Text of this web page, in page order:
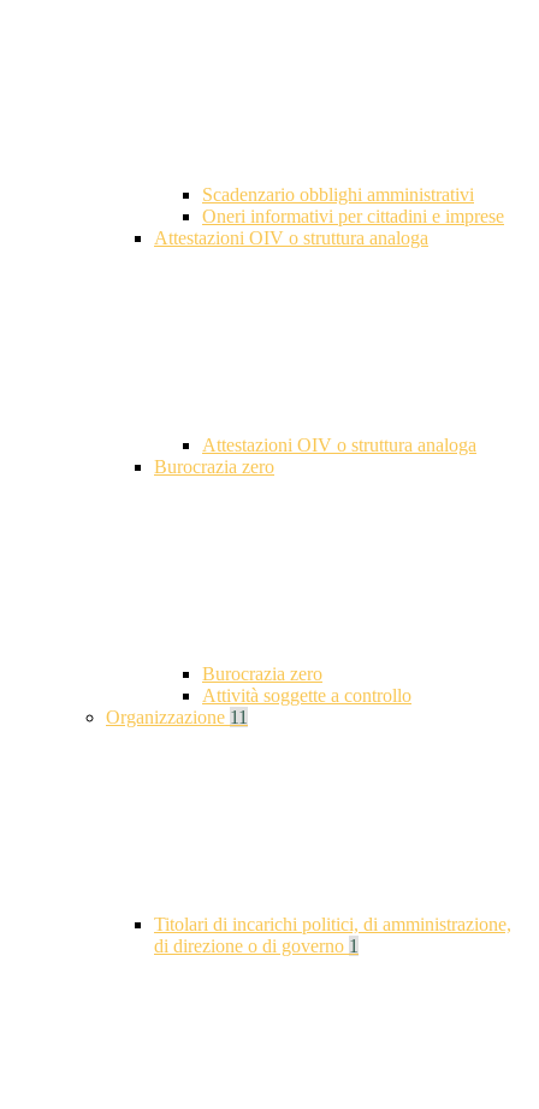
Scadenzario obblighi amministrativi
Oneri informativi per cittadini e imprese
Attestazioni OIV o struttura analoga
Attestazioni OIV o struttura analoga
Burocrazia zero
Burocrazia zero
Attività soggette a controllo
Organizzazione 11
Titolari di incarichi politici, di amministrazione,
di direzione o di governo 1